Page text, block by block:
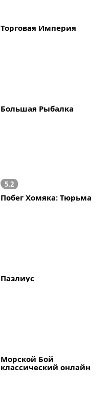
Торговая Империя
Большая Рыбалка
5.2
Побег Хомяка: Тюрьма
Пазлиус
Морской Бой
классический онлайн